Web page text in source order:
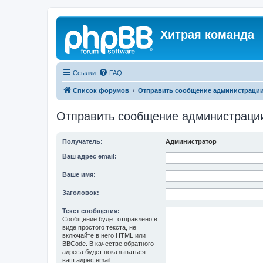
Хитрая команда
Ссылки FAQ
Список форумов Отправить сообщение
Отправить сообщение
Получатель: Администратор
Ваш адрес email:
Ваше имя:
Заголовок:
Текст сообщения:
Сообщение будет отправлено в
виде простого текста, не
включайте в него HTML или
BBCode. В качестве обратного
адреса будет показываться
ваш адрес email.